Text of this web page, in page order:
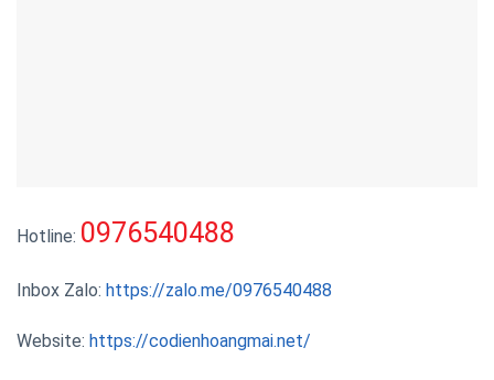
Hotline: 0976540488
Inbox Zalo: https://zalo.me/0976540488
Website: https://codienhoangmai.net/